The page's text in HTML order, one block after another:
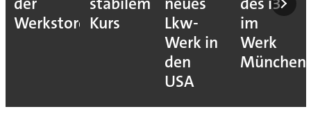
Werkstore Kurs
Lkw-
Werk in
den
USA
im
Werk
München